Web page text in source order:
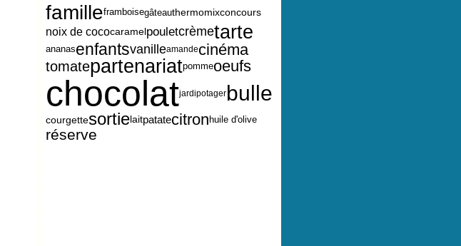
familleframboisegâteauthermomixconcours
noix de cococaramelpouletcrèmetarte
ananasenfantsvanilleamandecinéma
tomatepartenariatpommeoeufs
chocolatjardipotagerbulle
courgettesortielaitpatatecitronhuile d'olive
réserve